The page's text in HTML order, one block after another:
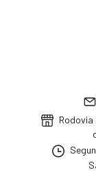
Rodovia